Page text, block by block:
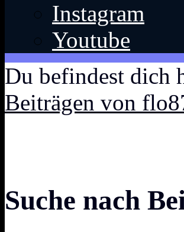
Instagram
Youtube
Du befindest dich
Beiträgen von
Suche nach